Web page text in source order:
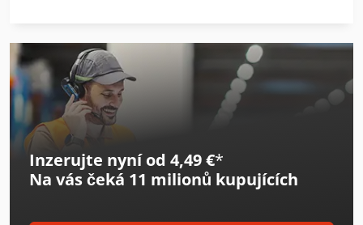
Hurco Vm 30 I
Hurco Vmx 30 I
Hurco Vmx 30 Ui
Junker Ej 30
Kapema Bm 25
Inzerujte nyní od 4,49 €*
Na vás čeká 11 milionů kupujících